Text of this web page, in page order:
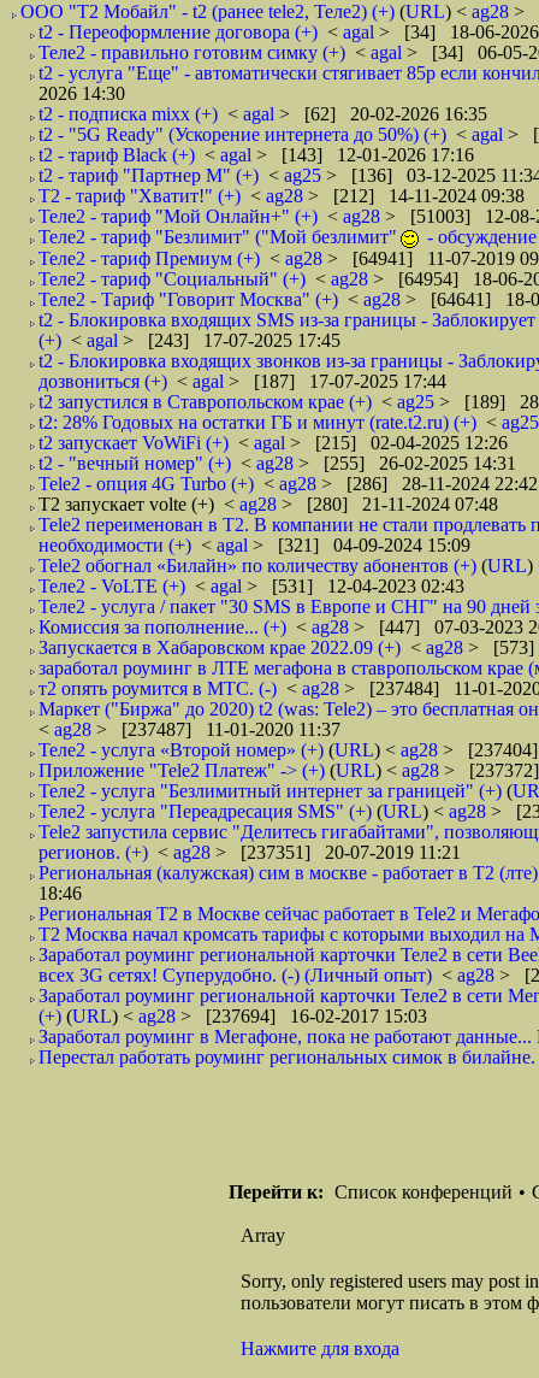
ООО "Т2 Мобайл" - t2 (ранее tele2, Теле2) (+) (URL) < ag28 >
t2 - Переоформление договора (+) < agal > [34] 18-06-2026
Теле2 - правильно готовим симку (+) < agal > [34] 06-05-
t2 - услуга "Еще" - автоматически стягивает 85р если
2026 14:30
t2 - подписка mixx (+) < agal > [62] 20-02-2026 16:35
t2 - "5G Ready" (Ускорение интернета до 50%) (+) < agal >
t2 - тариф Black (+) < agal > [143] 12-01-2026 17:16
t2 - тариф "Партнер М" (+) < ag25 > [136] 03-12-2025
Т2 - тариф "Хватит!" (+) < ag28 > [212] 14-11-2024 09:38
Теле2 - тариф "Мой Онлайн+" (+) < ag28 > [51003] 12-08-
Теле2 - тариф "Безлимит" ("Мой безлимит"
-
Теле2 - тариф Премиум (+) < ag28 > [64941] 11-07-2019
Теле2 - тариф "Социальный" (+) < ag28 > [64954] 18-06-
Теле2 - Тариф "Говорит Москва" (+) < ag28 > [64641] 18-
t2 - Блокировка входящих SMS из‑за границы -
(+) < agal > [243] 17-07-2025 17:45
t2 - Блокировка входящих звонков из‑за границы -
дозвониться (+) < agal > [187] 17-07-2025 17:44
t2 запустился в Ставропольском крае (+) < ag25 > [189] 28-
t2: 28% Годовых на остатки ГБ и минут (rate.t2.ru) (+) <
t2 запускает VoWiFi (+) < agal > [215] 02-04-2025 12:26
t2 - "вечный номер" (+) < ag28 > [255] 26-02-2025 14:31
Tele2 - опция 4G Turbo (+) < ag28 > [286] 28-11-2024 22:42
T2 запускает volte (+) < ag28 > [280] 21-11-2024 07:48
Tele2 переименован в T2. В компании не стали продлевать
необходимости (+) < agal > [321] 04-09-2024 15:09
Tele2 обогнал «Билайн» по количеству абонентов (+) (URL)
Теле2 - VoLTE (+) < agal > [531] 12-04-2023 02:43
Теле2 - услуга / пакет "30 SMS в Европе и СНГ" на 90 дней
Комиссия за пополнение... (+) < ag28 > [447] 07-03-2023
Запускается в Хабаровском крае 2022.09 (+) < ag28 > [573]
заработал роуминг в ЛТЕ мегафона в ставропольском крае
т2 опять роумится в МТС. (-) < ag28 > [237484] 11-01-
Маркет ("Биржа" до 2020) t2 (was: Tele2) – это бесплатная
< ag28 > [237487] 11-01-2020 11:37
Теле2 - услуга «Второй номер» (+) (URL) < ag28 > [237404]
Приложение "Tele2 Платеж" -> (+) (URL) < ag28 >
Теле2 - услуга "Безлимитный интернет за границей" (+) (
Теле2 - услуга "Переадресация SMS" (+) (URL) < ag28 >
Tele2 запустила сервис "Делитесь гигабайтами",
регионов. (+) < ag28 > [237351] 20-07-2019 11:21
Региональная (калужская) сим в москве - работает в Т2
18:46
Региональная Т2 в Москве сейчас работает в Tele2 и
Т2 Москва начал кромсать тарифы с которыми выходил на
Заработал роуминг региональной карточки Теле2 в сети
всех 3G сетях! Суперудобно. (-) (Личный опыт) < ag28 >
Заработал роуминг региональной карточки Теле2 в сети
(+) (URL) < ag28 > [237694] 16-02-2017 15:03
Заработал роуминг в Мегафоне, пока не работают
Перестал работать роуминг региональных симок в
Перейти к: Список конференций •
Array
Sorry, only registered users may post
пользователи могут писать в этом
Нажмите для входа